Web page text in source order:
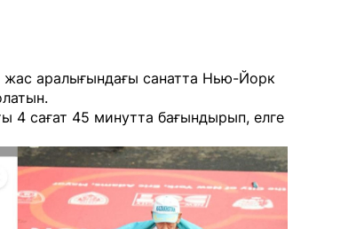
аралығындағы санатта Нью-Йорк
4 сағат 45 минутта бағындырып, елге